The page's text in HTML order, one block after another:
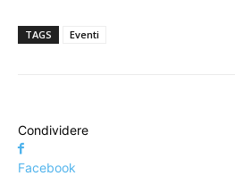
TAGS Eventi
Condividere
Facebook